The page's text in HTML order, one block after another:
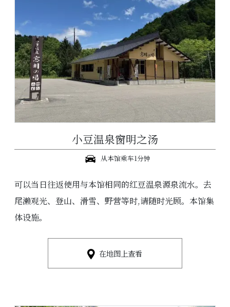
小豆温泉窗明之汤
从本馆乘车1分钟
可以当日往返使用与本馆相同的红豆温泉源泉流水。去
尾濑观光、登山、滑雪、野营等时,请随时光顾。本馆集
体设施。
在地图上查看